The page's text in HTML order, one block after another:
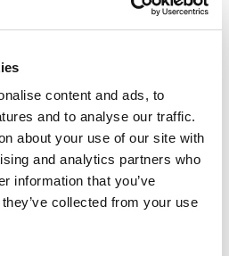
content and ads, to
and to analyse our traffic.
about your use of our site with
and analytics partners who
information that you’ve
collected from your use
de plus montré au monde
se nourrissent des inégalités,
sein même de ceux-ci. La
adoptée plus tôt
contre les inégalités au
à mettre fin au sida.